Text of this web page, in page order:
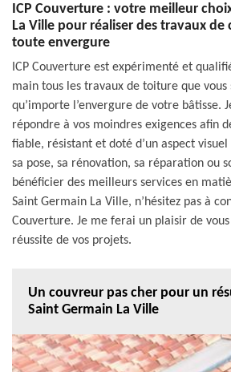
ICP Couverture : votre meilleur
La Ville pour réaliser des travaux
toute envergure
ICP Couverture est expérimenté et
main tous les travaux de toiture que vous
qu’importe l’envergure de votre bâtisse.
répondre à vos moindres exigences afin
fiable, résistant et doté d’un aspect
sa pose, sa rénovation, sa réparation ou
bénéficier des meilleurs services en
Saint Germain La Ville, n’hésitez pas à
Couverture. Je me ferai un plaisir de
réussite de vos projets.
Un couvreur pas cher pour un
Saint Germain La Ville